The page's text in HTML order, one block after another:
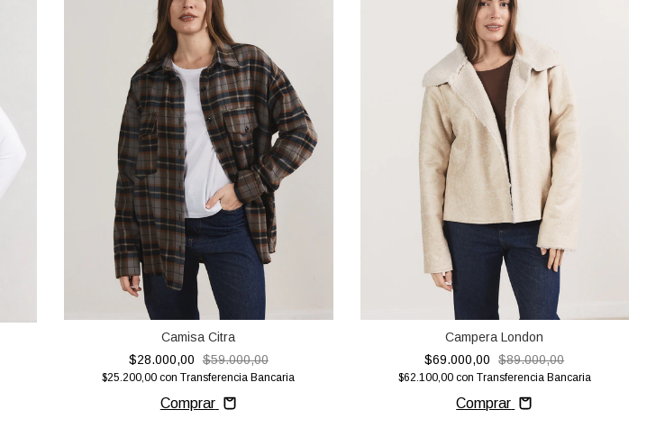
Camisa Citra
$28.000,00
$59.000,00
$25.200,00con Transferencia Bancaria
Comprar
Campera London
$69.000,00
$89.000,00
$62.100,00 con Transferencia Bancaria
Comprar